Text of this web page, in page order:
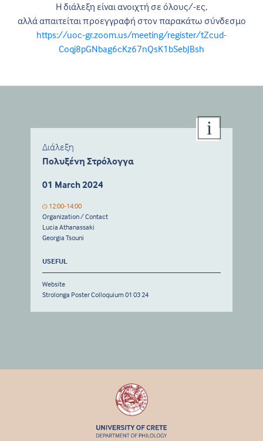
Η διάλεξη είναι ανοιχτή σε όλους/-ες,
αλλά απαιτείται προεγγραφή στον παρακάτω σύνδεσμο
https://uoc-gr.zoom.us/meeting/register/tZcud-
Coqj8pGNbag6cKz67nQsK1bSebJBsh
Διάλεξη
Πολυξένη Στρόλογγα
01 March 2024
12:00-14:00
Organization / Contact
Lucia Athanassaki
Georgia Tsouni
USEFUL
Website
Strolonga Poster Colloquium 01 03 24